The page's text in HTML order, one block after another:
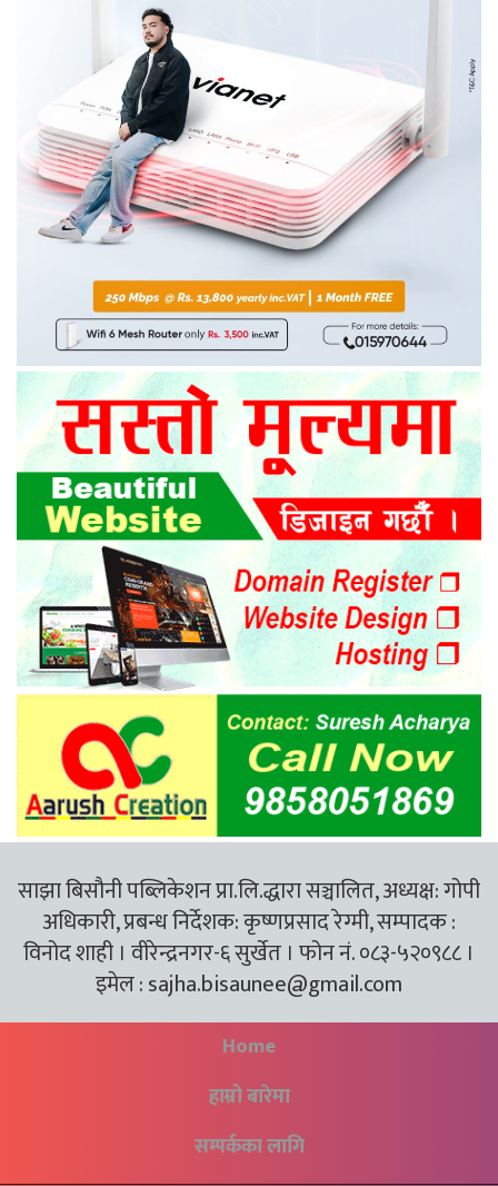
साझा बिसौनी पब्लिकेशन प्रा.लि.द्धारा सञ्चालित, अध्यक्ष: गोपी
अधिकारी, प्रबन्ध निर्देशक: कृष्णप्रसाद रेग्मी, सम्पादक :
विनोद शाही । वीरेन्द्रनगर-६ सुर्खेत । फोन नं. ०८३-५२०९८८ ।
इमेल :sajha.bisaunee@gmail.com
Home
हाम्रो बारेमा
सम्पर्कका लागि